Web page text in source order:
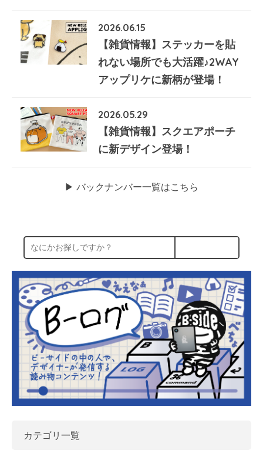
2026.06.15
【雑貨情報】ステッカーを貼
れない場所でも大活躍♪2WAY
アップリケに新柄が登場！
2026.05.29
【雑貨情報】スクエアポーチ
に新デザイン登場！
▶︎ バックナンバー一覧はこちら
カテゴリ一覧